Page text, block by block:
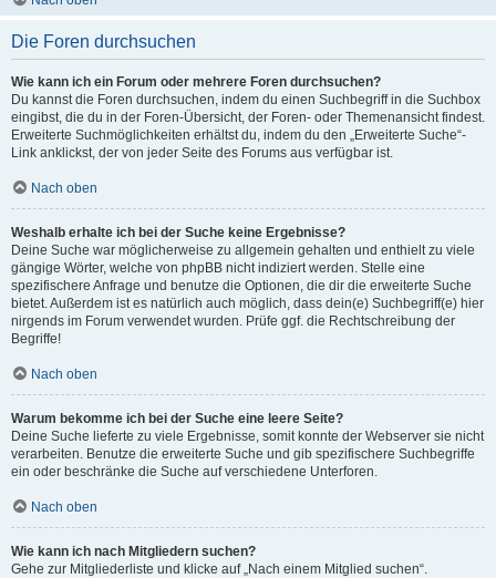
Die Foren durchsuchen
Wie kann ich ein Forum oder mehrere Foren durchsuchen?
Du kannst die Foren durchsuchen, indem du einen Suchbegriff in die Suchbox
eingibst, die du in der Foren-Übersicht, der Foren- oder Themenansicht findest.
Erweiterte Suchmöglichkeiten erhältst du, indem du den „Erweiterte Suche“-
Link anklickst, der von jeder Seite des Forums aus verfügbar ist.
Nach oben
Weshalb erhalte ich bei der Suche keine Ergebnisse?
Deine Suche war möglicherweise zu allgemein gehalten und enthielt zu viele
gängige Wörter, welche von phpBB nicht indiziert werden. Stelle eine
spezifischere Anfrage und benutze die Optionen, die dir die erweiterte Suche
bietet. Außerdem ist es natürlich auch möglich, dass dein(e) Suchbegriff(e) hier
nirgends im Forum verwendet wurden. Prüfe ggf. die Rechtschreibung der
Begriffe!
Nach oben
Warum bekomme ich bei der Suche eine leere Seite?
Deine Suche lieferte zu viele Ergebnisse, somit konnte der Webserver sie nicht
verarbeiten. Benutze die erweiterte Suche und gib spezifischere Suchbegriffe
ein oder beschränke die Suche auf verschiedene Unterforen.
Nach oben
Wie kann ich nach Mitgliedern suchen?
Gehe zur Mitgliederliste und klicke auf „Nach einem Mitglied suchen“.